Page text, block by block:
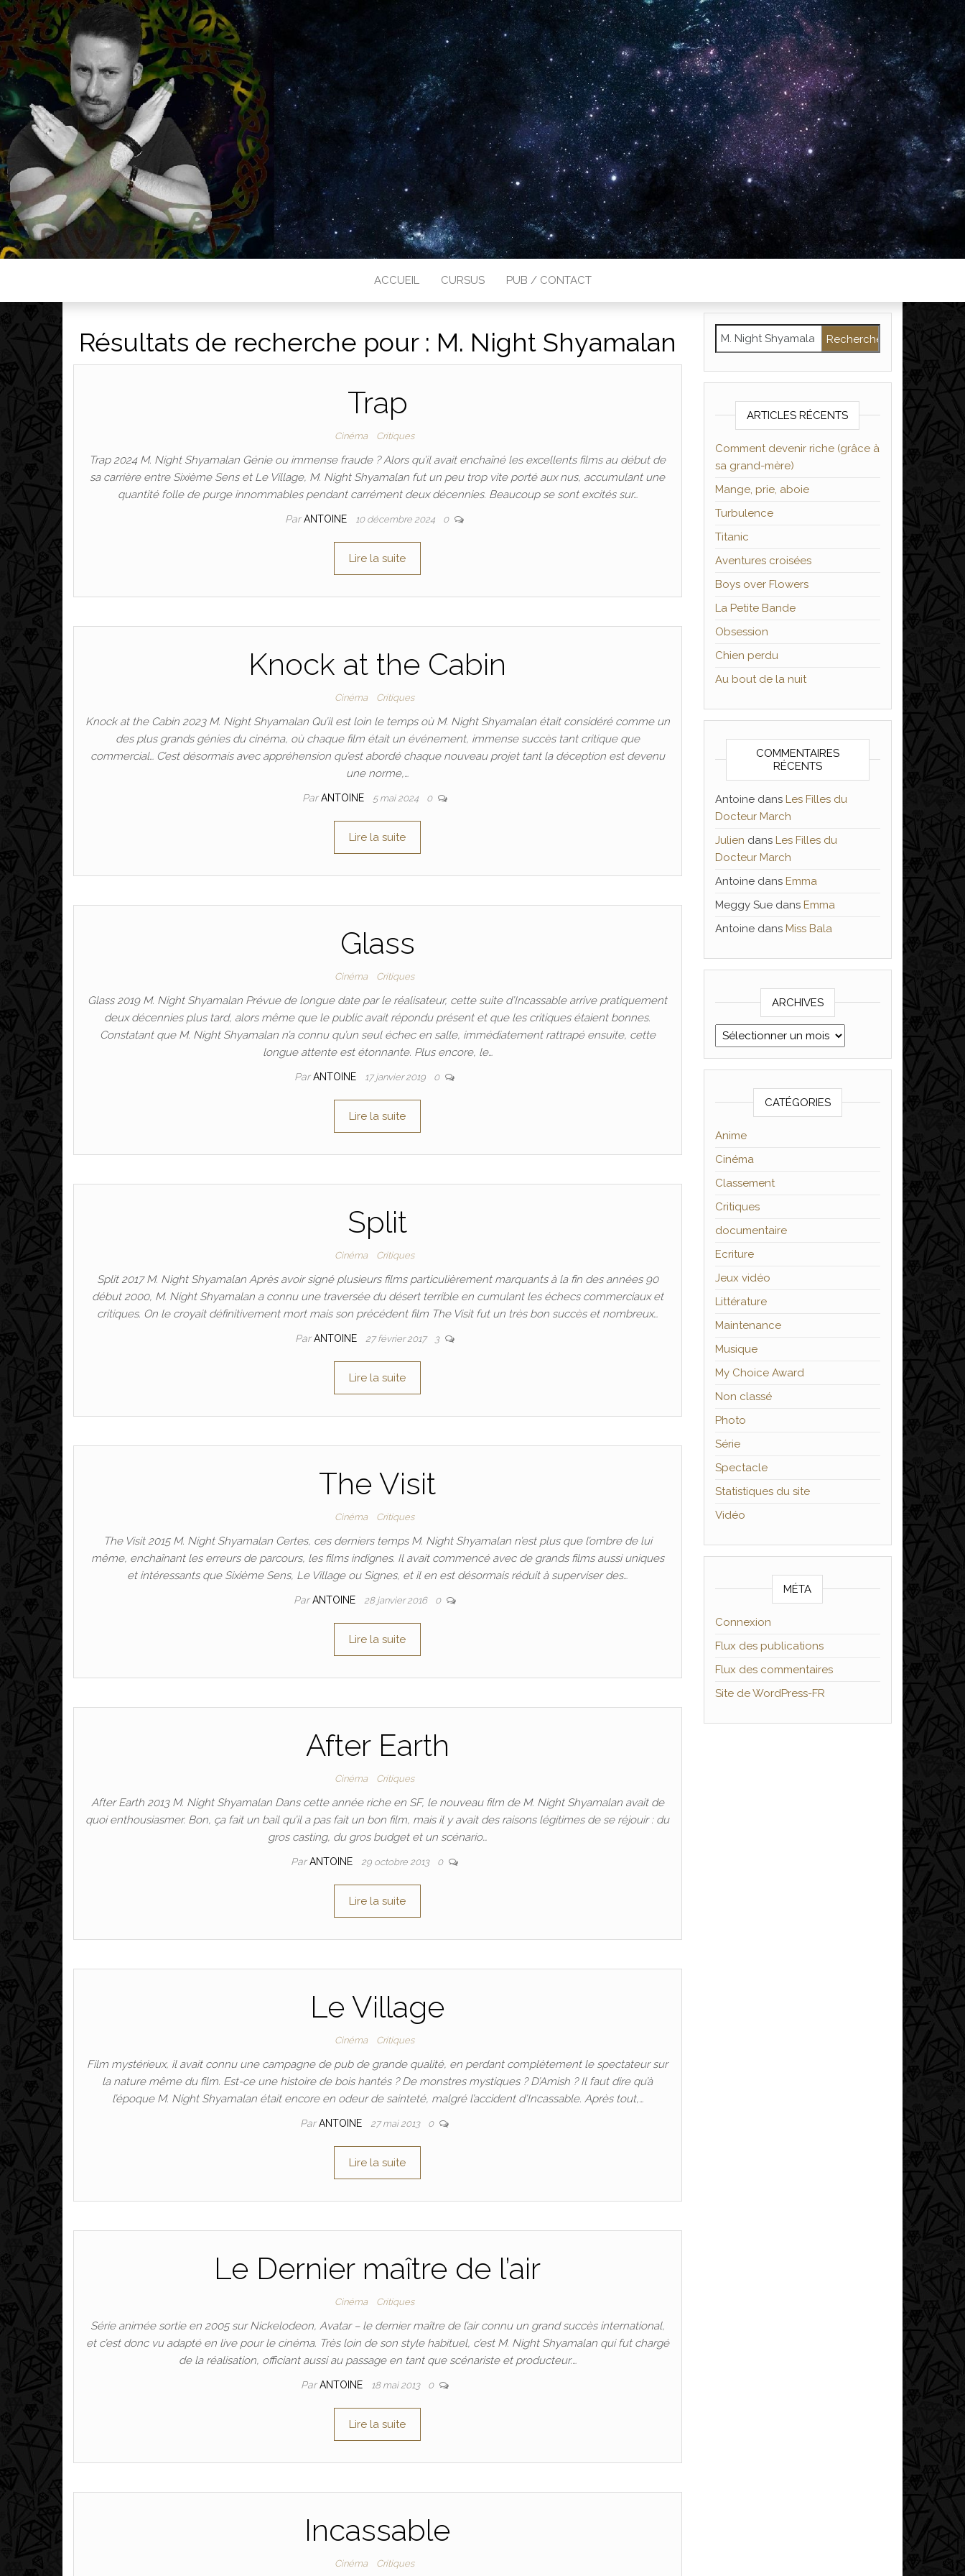
Plus de 2800 critiques de films
ACCUEIL CURSUS PUB / CONTACT
Résultats de recherche pour : M. Night Shyamalan
Trap
Cinéma Critiques
Trap 2024 M. Night Shyamalan Génie ou immense fraude ? Alors qu’il avait enchaîné les excellents films au début de
sa carrière entre Sixième Sens et Le Village, M. Night Shyamalan fut un peu trop vite porté aux nus, accumulant une
quantité folle de purge innommables pendant carrément deux décennies. Beaucoup se sont excités sur…
ParANTOINE 10 décembre 2024 0
Lire la suite
Knock at the Cabin
Cinéma Critiques
Knock at the Cabin 2023 M. Night Shyamalan Qu’il est loin le temps où M. Night Shyamalan était considéré comme un
des plus grands génies du cinéma, où chaque film était un événement, immense succès tant critique que
commercial… C’est désormais avec appréhension qu’est abordé chaque nouveau projet tant la déception est devenu
une norme,…
ParANTOINE 5 mai 2024 0
Lire la suite
Glass
Cinéma Critiques
Glass 2019 M. Night Shyamalan Prévue de longue date par le réalisateur, cette suite d’Incassable arrive pratiquement
deux décennies plus tard, alors même que le public avait répondu présent et que les critiques étaient bonnes.
Constatant que M. Night Shyamalan n’a connu qu’un seul échec en salle, immédiatement rattrapé ensuite, cette
longue attente est étonnante. Plus encore, le…
ParANTOINE 17 janvier 2019 0
Lire la suite
Split
Cinéma Critiques
Split 2017 M. Night Shyamalan Après avoir signé plusieurs films particulièrement marquants à la fin des années 90
début 2000, M. Night Shyamalan a connu une traversée du désert terrible en cumulant les échecs commerciaux et
critiques. On le croyait définitivement mort mais son précédent film The Visit fut un très bon succès et nombreux…
ParANTOINE 27 février 2017 3
Lire la suite
The Visit
Cinéma Critiques
The Visit 2015 M. Night Shyamalan Certes, ces derniers temps M. Night Shyamalan n’est plus que l’ombre de lui
même, enchaînant les erreurs de parcours, les films indignes. Il avait commencé avec de grands films aussi uniques
et intéressants que Sixième Sens, Le Village ou Signes, et il en est désormais réduit à superviser des…
ParANTOINE 28 janvier 2016 0
Lire la suite
After Earth
Cinéma Critiques
After Earth 2013 M. Night Shyamalan Dans cette année riche en SF, le nouveau film de M. Night Shyamalan avait de
quoi enthousiasmer. Bon, ça fait un bail qu’il a pas fait un bon film, mais il y avait des raisons légitimes de se réjouir : du
gros casting, du gros budget et un scénario…
ParANTOINE 29 octobre 2013 0
Lire la suite
Le Village
Cinéma Critiques
Film mystérieux, il avait connu une campagne de pub de grande qualité, en perdant complètement le spectateur sur
la nature même du film. Est-ce une histoire de bois hantés ? De monstres mystiques ? D’Amish ? Il faut dire qu’à
l’époque M. Night Shyamalan était encore en odeur de sainteté, malgré l’accident d’Incassable. Après tout,…
ParANTOINE 27 mai 2013 0
Lire la suite
Le Dernier maître de l’air
Cinéma Critiques
Série animée sortie en 2005 sur Nickelodeon, Avatar – le dernier maître de l’air connu un grand succès international,
et c’est donc vu adapté en live pour le cinéma. Très loin de son style habituel, c’est M. Night Shyamalan qui fut chargé
de la réalisation, officiant aussi au passage en tant que scénariste et producteur.…
ParANTOINE 18 mai 2013 0
Lire la suite
Incassable
Cinéma Critiques
Rechercher :
ARTICLES RÉCENTS
Comment devenir riche (grâce à
sa grand-mère)
Mange, prie, aboie
Turbulence
Titanic
Aventures croisées
Boys over Flowers
La Petite Bande
Obsession
Chien perdu
Au bout de la nuit
COMMENTAIRES
RÉCENTS
Antoinedans Les Filles du
Docteur March
Julien dans Les Filles du
Docteur March
Antoinedans Emma
Meggy Suedans Emma
Antoinedans Miss Bala
ARCHIVES
Archives
CATÉGORIES
Anime
Cinéma
Classement
Critiques
documentaire
Ecriture
Jeux vidéo
Littérature
Maintenance
Musique
My Choice Award
Non classé
Photo
Série
Spectacle
Statistiques du site
Vidéo
MÉTA
Connexion
Flux des publications
Flux des commentaires
Site de WordPress-FR